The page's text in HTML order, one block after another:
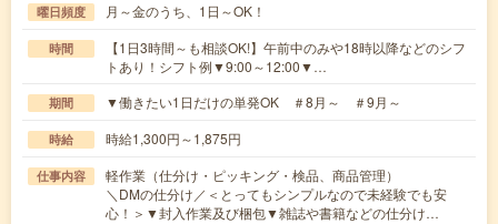
曜日頻度 月～金のうち、1日～OK！
時間
【1日3時間～も相談OK!】午前中のみや18時以降などのシフ
トあり！シフト例▼9:00～12:00▼…
期間 ▼働きたい1日だけの単発OK ＃8月～ ＃9月～
時給 時給1,300円～1,875円
仕事内容
軽作業（仕分け・ピッキング・検品、商品管理）
＼DMの仕分け／＜とってもシンプルなので未経験でも安
心！＞▼封入作業及び梱包▼雑誌や書籍などの仕分け…